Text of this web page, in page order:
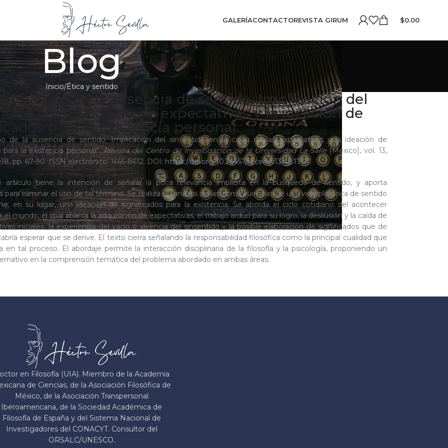
GALERÍACONTACTOREVISTA GIRUM $0.00
Blog
Inicio Ética y sentido
provecho de la ausencia de sentido. Implicación del
en la caída de las expectativas y la ideación de
para la existencia personal.
de la ausencia de sentido. Implicación del sinsentido en la caída de las expectativas y la ideación de
para la existencia personal”.Revista del Centro de Investigación de la Universidad La Salle[México], vol. 13,
pp. 67-90. ISSN electrónico: 1665-8612. DOI: https://doi.org/10.26457/recein.v13i49.1707.
artículo tiene la intención de señalar la poca relevancia implícita en la búsqueda de sentido, y aporta
para eliminar el uso de tal término. Se realiza un análisis de las consecuencias de una vida pletórica de sentido
en su lugar, una ideación de significados para la existencia. Se aborda el ciclo cotidiano del acontecer
el mundo, el cual abarca la adquisición de expectativas, el trabajo arduo para su logro, la desilusión y la caída de
iniciales, la experiencia del vacío o vivencia del sinsentido y la posible elaboración de significados que de
esperar que se derive. El texto cierra señalando la responsabilidad filosófica como la principal cualidad que
en tal proceso. El abordaje permite la interacción disciplinaria de la filosofía y la psicología, proponiendo un
en la comprensión temática del problema abordado en ambas áreas.
en Filosofía (UIA). Miembro de la Academia
de Ciencias, de la Asociación Filosófica de
México, de la Asociación Transpersonal
Iberoamericana, de la Sociedad Académica de
Filosofía de España y del Sistema Nacional de
Investigadores del CONACYT. Consultor del
ORSALC/UNESCO.